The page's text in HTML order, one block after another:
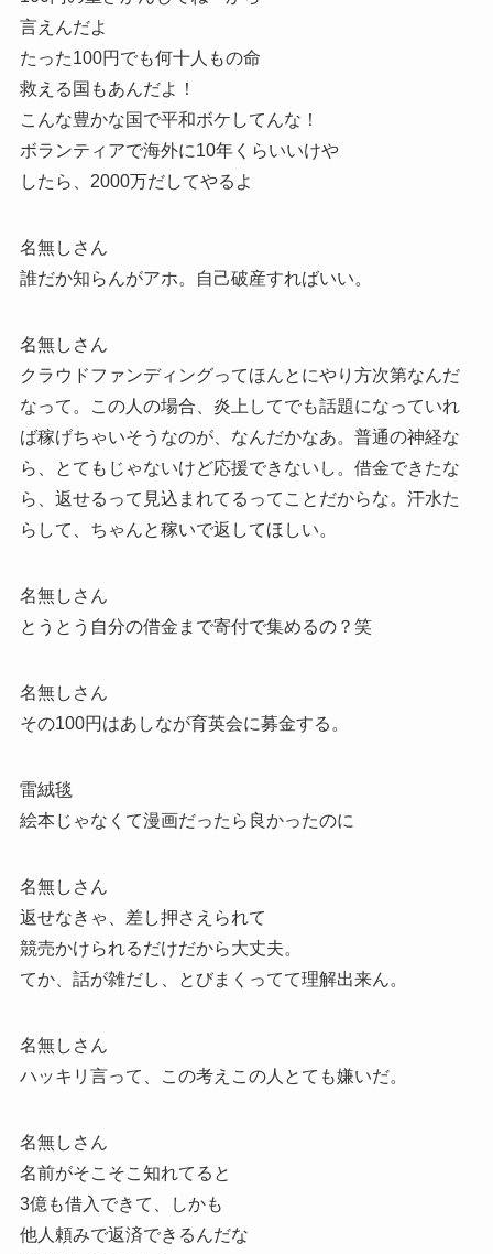
言えんだよ
たった100円でも何十人もの命
救える国もあんだよ！
こんな豊かな国で平和ボケしてんな！
ボランティアで海外に10年くらいいけや
したら、2000万だしてやるよ
名無しさん
誰だか知らんがアホ。自己破産すればいい。
名無しさん
クラウドファンディングってほんとにやり方次第なんだ
なって。この人の場合、炎上してでも話題になっていれ
ば稼げちゃいそうなのが、なんだかなあ。普通の神経な
ら、とてもじゃないけど応援できないし。借金できたな
ら、返せるって見込まれてるってことだからな。汗水た
らして、ちゃんと稼いで返してほしい。
名無しさん
とうとう自分の借金まで寄付で集めるの？笑
名無しさん
その100円はあしなが育英会に募金する。
雷絨毯
絵本じゃなくて漫画だったら良かったのに
名無しさん
返せなきゃ、差し押さえられて
競売かけられるだけだから大丈夫。
てか、話が雑だし、とびまくってて理解出来ん。
名無しさん
ハッキリ言って、この考えこの人とても嫌いだ。
名無しさん
名前がそこそこ知れてると
3億も借入できて、しかも
他人頼みで返済できるんだな